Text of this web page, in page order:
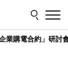
業購電合約」研